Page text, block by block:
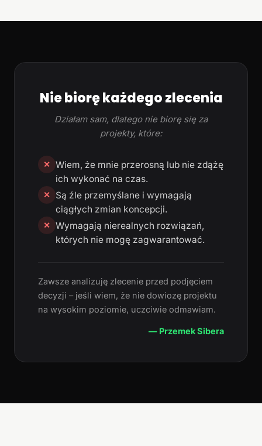
Nie biorę każdego zlecenia
Działam sam, dlatego nie biorę się za
projekty, które:
✕ Wiem, że mnie przerosną lub nie zdążę
ich wykonać na czas.
✕
Są źle przemyślane i wymagają
ciągłych zmian koncepcji.
✕ Wymagają nierealnych rozwiązań,
których nie mogę zagwarantować.
Zawsze analizuję zlecenie przed podjęciem
decyzji – jeśli wiem, że nie dowiozę projektu
na wysokim poziomie, uczciwie odmawiam.
— Przemek Sibera